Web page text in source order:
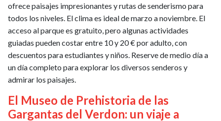
ofrece paisajes impresionantes y rutas de senderismo para
todos los niveles. El clima es ideal de marzo a noviembre. El
acceso al parque es gratuito, pero algunas actividades
guiadas pueden costar entre 10 y 20 € por adulto, con
descuentos para estudiantes y niños. Reserve de medio día a
un día completo para explorar los diversos senderos y
admirar los paisajes.
El Museo de Prehistoria de las
Gargantas del Verdon: un viaje a